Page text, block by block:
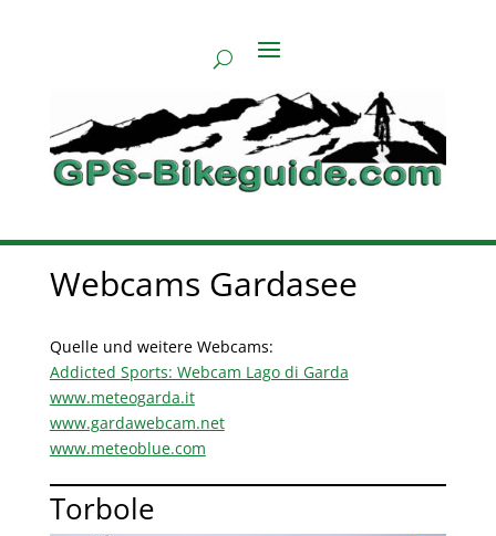
Webcams Gardasee
Quelle und weitere Webcams:
Addicted Sports: Webcam Lago di Garda
www.meteogarda.it
www.gardawebcam.net
www.meteoblue.com
Torbole